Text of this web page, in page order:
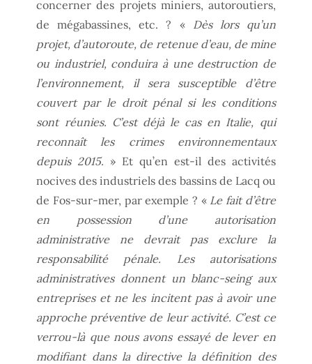
concerner des projets miniers, autoroutiers,
de mégabassines, etc. ? «
Dès lors qu’un
projet, d’autoroute, de retenue d’eau, de mine
ou industriel, conduira à une destruction de
l’environnement, il sera susceptible d’être
couvert par le droit pénal si les conditions
sont réunies. C’est déjà le cas en Italie, qui
reconnaît les crimes environnementaux
depuis 2015. » Et qu’en est-il des activités
nocives des industriels des bassins de Lacq ou
de Fos-sur-mer, par exemple ? « Le fait d’être
en possession d’une autorisation
administrative ne devrait pas exclure la
responsabilité pénale. Les autorisations
administratives donnent un blanc-seing aux
entreprises et ne les incitent pas à avoir une
approche préventive de leur activité. C’est ce
verrou-là que nous avons essayé de lever en
modifiant dans la directive la définition des